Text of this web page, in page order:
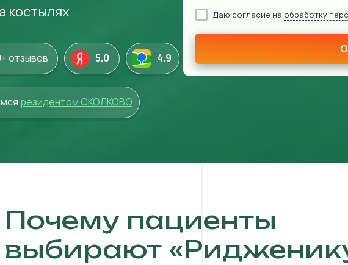
костылях
отзывов 5.0 4.9
резидентом СКОЛКОВО
Даю согласие на обработку
Почему пациенты
выбирают